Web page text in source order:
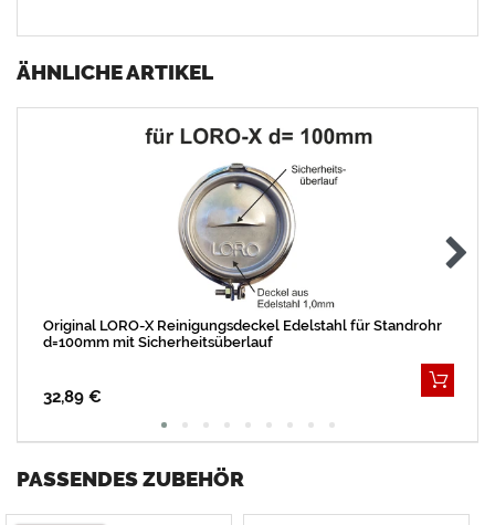
ÄHNLICHE ARTIKEL
Original LORO-X Reinigungsdeckel Edelstahl für Standrohr
d=100mm mit Sicherheitsüberlauf
32,89 €
PASSENDES ZUBEHÖR